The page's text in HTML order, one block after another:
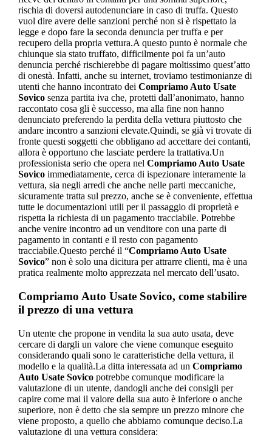
rischia di doversi autodenunciare in caso di truffa. Questo
vuol dire avere delle sanzioni perché non si è rispettato la
legge e dopo fare la seconda denuncia per truffa e per
recupero della propria vettura.A questo punto è normale che
chiunque sia stato truffato, difficilmente poi fa un’auto
denuncia perché rischierebbe di pagare moltissimo quest’atto
di onestà. Infatti, anche su internet, troviamo testimonianze di
utenti che hanno incontrato dei Compriamo Auto Usate
Sovicosenza partita iva che, protetti dall’anonimato, hanno
raccontato cosa gli è successo, ma alla fine non hanno
denunciato preferendo la perdita della vettura piuttosto che
andare incontro a sanzioni elevate.Quindi, se già vi trovate di
fronte questi soggetti che obbligano ad accettare dei contanti,
allora è opportuno che lasciate perdere la trattativa.Un
professionista serio che opera nel Compriamo Auto Usate
Sovicoimmediatamente, cerca di ispezionare interamente la
vettura, sia negli arredi che anche nelle parti meccaniche,
sicuramente tratta sul prezzo, anche se è conveniente, effettua
tutte le documentazioni utili per il passaggio di proprietà e
rispetta la richiesta di un pagamento tracciabile. Potrebbe
anche venire incontro ad un venditore con una parte di
pagamento in contanti e il resto con pagamento
tracciabile.Questo perché il “Compriamo Auto Usate
Sovico” non è solo una dicitura per attrarre clienti, ma è una
pratica realmente molto apprezzata nel mercato dell’usato.
Compriamo Auto Usate Sovico, come stabilire
il prezzo di una vettura
Un utente che propone in vendita la sua auto usata, deve
cercare di dargli un valore che viene comunque eseguito
considerando quali sono le caratteristiche della vettura, il
modello e la qualità.La ditta interessata ad un Compriamo
Auto Usate Sovicopotrebbe comunque modificare la
valutazione di un utente, dandogli anche dei consigli per
capire come mai il valore della sua auto è inferiore o anche
superiore, non è detto che sia sempre un prezzo minore che
viene proposto, a quello che abbiamo comunque deciso.La
valutazione di una vettura considera: